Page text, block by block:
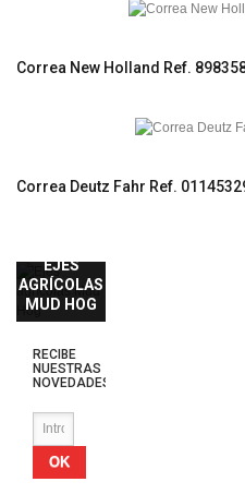
Correa New Holland Ref.
Correa Deutz Fahr Ref.
EJES
AGRÍCOLAS
MUD HOG
RECIBE
NUESTRAS
NOVEDADES
OK